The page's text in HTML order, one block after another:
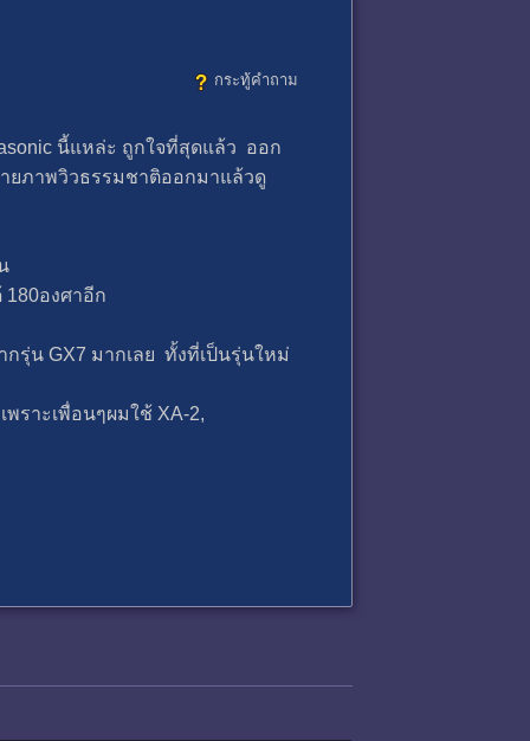
กระทู้คำถาม
นี้แหล่ะ ถูกใจที่สุดแล้ว ออก
ยภาพวิวธรรมชาติออกมาแล้วดู
องศาอีก
รุ่น GX7 มากเลย ทั้งที่เป็นรุ่นใหม่
ราะเพื่อนๆผมใช้ XA-2,